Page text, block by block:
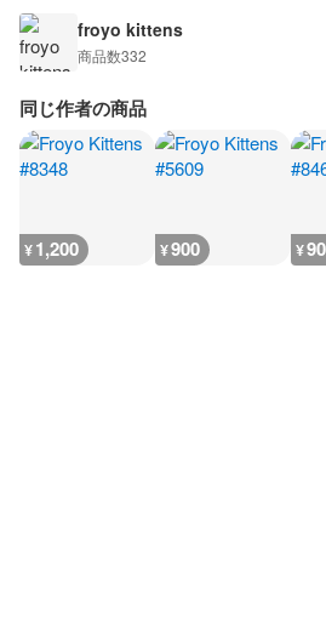
froyo kittens
商品数332
同じ作者の商品
¥1,200 ¥900 ¥